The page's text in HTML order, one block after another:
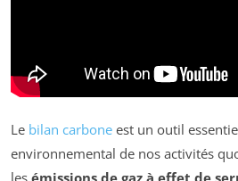
Le bilan carbone est un outil
environnemental de nos activités
les émissions de gaz à effet de